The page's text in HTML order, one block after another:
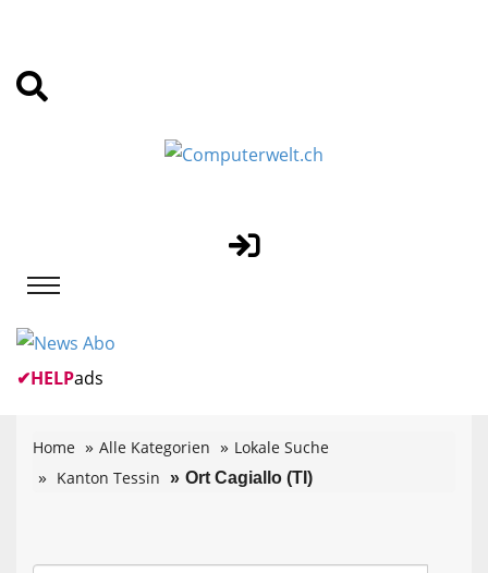
✔HELPads
Home Alle Kategorien
Lokale Suche
Kanton Tessin
Ort Cagiallo (TI)